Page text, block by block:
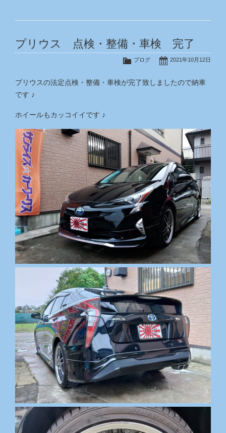
プリウス 点検・整備・車検 完了
2021年10月12日
ブログ
プリウスの法定点検・整備・車検が完了致しましたので納車
です ♪
ホイールもカッコイイです ♪